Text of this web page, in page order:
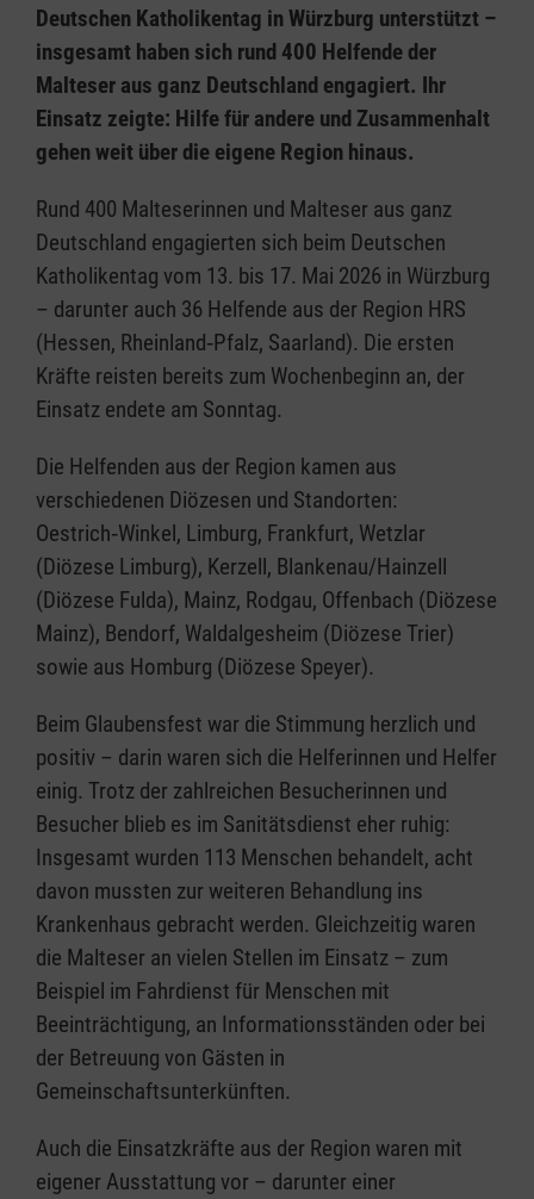
Deutschen Katholikentag in Würzburg unterstützt –
insgesamt haben sich rund 400 Helfende der
Malteser aus ganz Deutschland engagiert. Ihr
Einsatz zeigte: Hilfe für andere und Zusammenhalt
gehen weit über die eigene Region hinaus.
Rund 400 Malteserinnen und Malteser aus ganz
Deutschland engagierten sich beim Deutschen
Katholikentag vom 13. bis 17. Mai 2026 in Würzburg
– darunter auch 36 Helfende aus der Region HRS
(Hessen, Rheinland‑Pfalz, Saarland). Die ersten
Kräfte reisten bereits zum Wochenbeginn an, der
Einsatz endete am Sonntag.
Die Helfenden aus der Region kamen aus
verschiedenen Diözesen und Standorten:
Oestrich‑Winkel, Limburg, Frankfurt, Wetzlar
(Diözese Limburg), Kerzell, Blankenau/Hainzell
(Diözese Fulda), Mainz, Rodgau, Offenbach (Diözese
Mainz), Bendorf, Waldalgesheim (Diözese Trier)
sowie aus Homburg (Diözese Speyer).
Beim Glaubensfest war die Stimmung herzlich und
positiv – darin waren sich die Helferinnen und Helfer
einig. Trotz der zahlreichen Besucherinnen und
Besucher blieb es im Sanitätsdienst eher ruhig:
Insgesamt wurden 113 Menschen behandelt, acht
davon mussten zur weiteren Behandlung ins
Krankenhaus gebracht werden. Gleichzeitig waren
die Malteser an vielen Stellen im Einsatz – zum
Beispiel im Fahrdienst für Menschen mit
Beeinträchtigung, an Informationsständen oder bei
der Betreuung von Gästen in
Gemeinschaftsunterkünften.
Auch die Einsatzkräfte aus der Region waren mit
eigener Ausstattung vor – darunter einer